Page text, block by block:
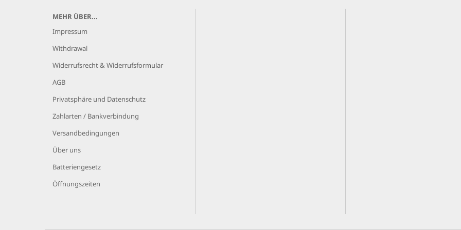
MEHR ÜBER...
Impressum
Withdrawal
Widerrufsrecht & Widerrufsformular
AGB
Privatsphäre und Datenschutz
Zahlarten / Bankverbindung
Versandbedingungen
Über uns
Batteriengesetz
Öffnungszeiten